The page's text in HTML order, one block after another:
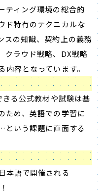
ティング環境の総合的
ド特有のテクニカルな
スの知識、契約上の義務
クラウド戦略、DX戦略
容となっています。
きる公式教材や試験は基
ため、英語での学習に
という課題に直面する
本語で開催される